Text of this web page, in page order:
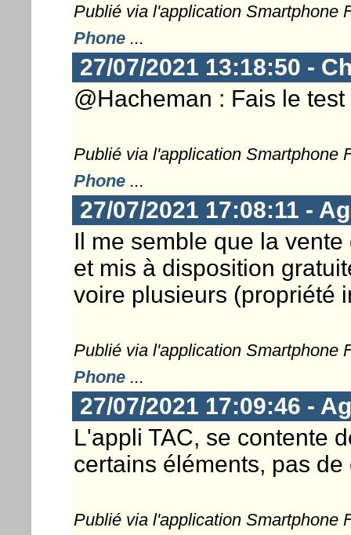
Publié via l'application Smartphone
Phone...
27/07/2021 13:18:50 -
@Hacheman : Fais le
Publié via l'application Smartphone
Phone...
27/07/2021 17:08:11 -
Il me semble que la
et mis à disposition
voire plusieurs (propriété
Publié via l'application Smartphone
Phone...
27/07/2021 17:09:46 -
L'appli TAC, se contente
certains éléments, pas
Publié via l'application Smartphone